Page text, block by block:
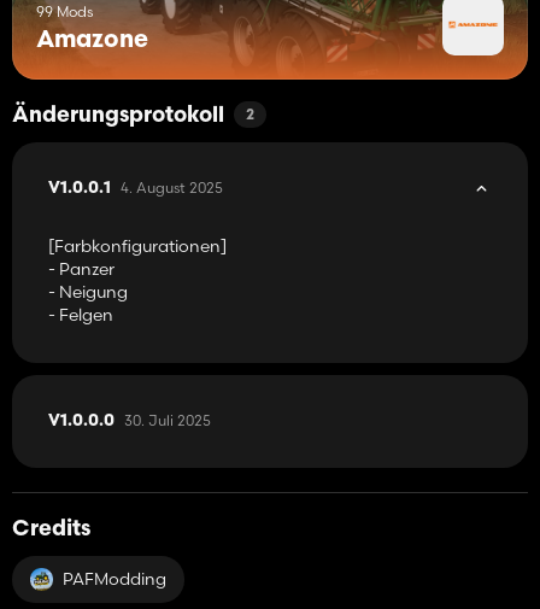
99 Mods
Amazone
Änderungsprotokoll 2
V1.0.0.1 4. August 2025
[Farbkonfigurationen]
- Panzer
- Neigung
- Felgen
V1.0.0.0 30. Juli 2025
Credits
PAFModding